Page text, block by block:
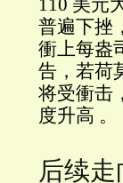
110 美元
普遍下挫
衝上每盎
告，若荷
将受衝击
度升高 。
后续